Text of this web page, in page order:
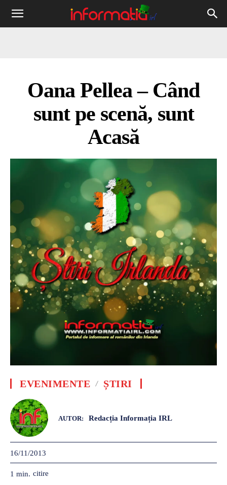
Informația
Oana Pellea – Când
sunt pe scenă, sunt
Acasă
EVENIMENTE ȘTIRI
AUTOR: Redacția Informația IRL
16/11/2013
1 min. citire